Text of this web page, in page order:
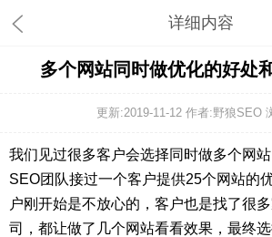
详细内容
多个网站同时做优化的好处
更新:2019-11-12 作者:野狼SEO
我们见过很多客户会选择同时做多个网
SEO团队接过一个客户提供25个网站的
户刚开始是不放心的，客户也是找了很
司，都让做了几个网站看看效果，最终